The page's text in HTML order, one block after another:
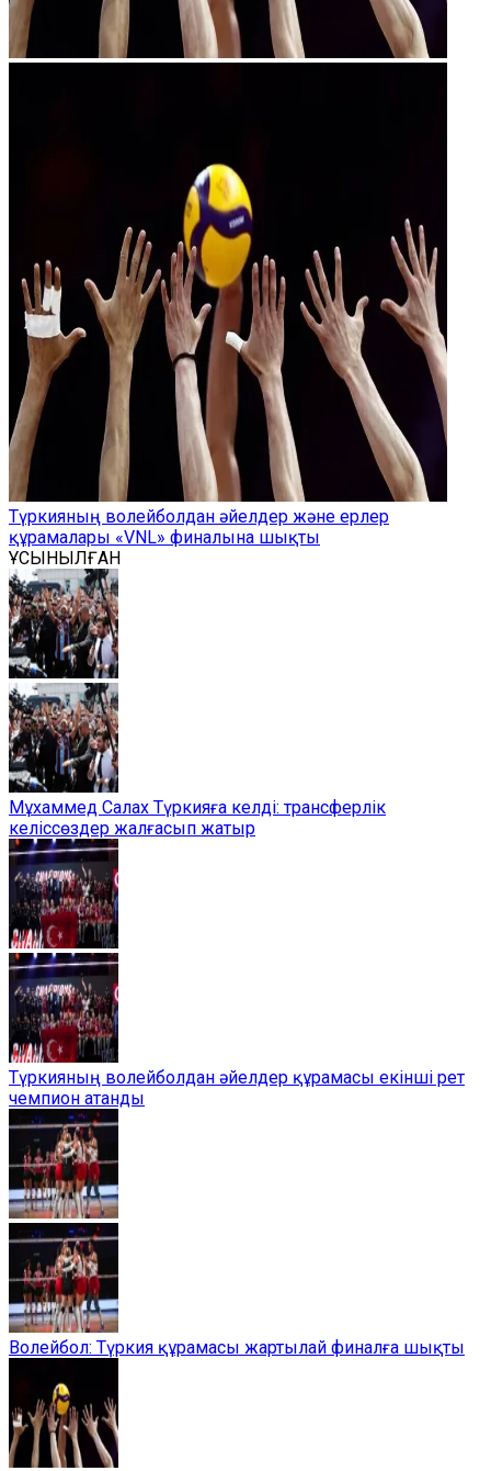
Түркияның волейболдан әйелдер және ерлер
құрамалары «VNL» финалына шықты
ҰСЫНЫЛҒАН
Мұхаммед Салах Түркияға келді: трансферлік
келіссөздер жалғасып жатыр
Түркияның волейболдан әйелдер құрамасы екінші рет
чемпион атанды
Волейбол: Түркия құрамасы жартылай финалға шықты